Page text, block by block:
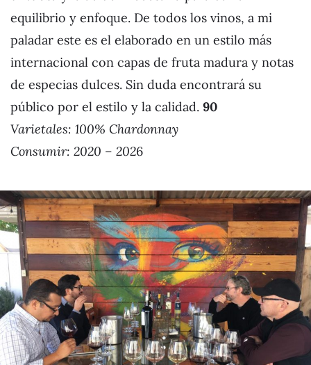
equilibrio y enfoque. De todos los vinos, a mi
paladar este es el elaborado en un estilo más
internacional con capas de fruta madura y notas
de especias dulces. Sin duda encontrará su
público por el estilo y la calidad. 90
Varietales: 100% Chardonnay
Consumir: 2020 – 2026